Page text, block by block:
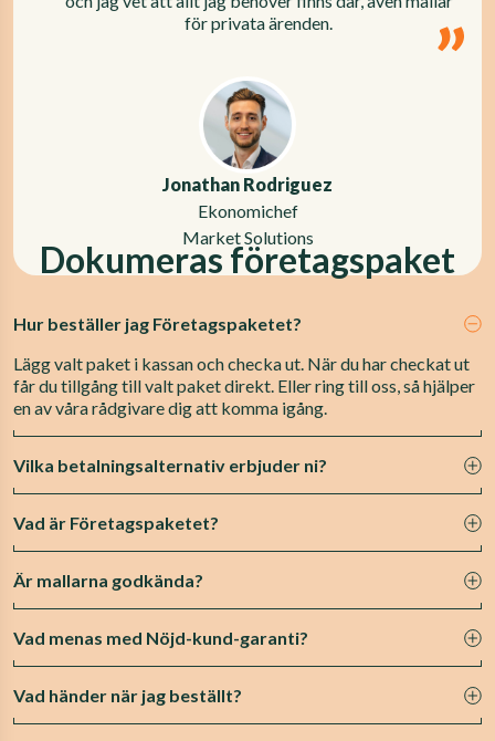
för privata ärenden.
Jonathan Rodriguez
Ekonomichef
Market Solutions
Dokumeras företagspaket
Hur beställer jag Företagspaketet?
Lägg valt paket i kassan och checka ut. När du har checkat ut
får du tillgång till valt paket direkt. Eller ring till oss, så hjälper
en av våra rådgivare dig att komma igång.
Vilka betalningsalternativ erbjuder ni?
Vad är Företagspaketet?
Är mallarna godkända?
Vad menas med Nöjd-kund-garanti?
Vad händer när jag beställt?